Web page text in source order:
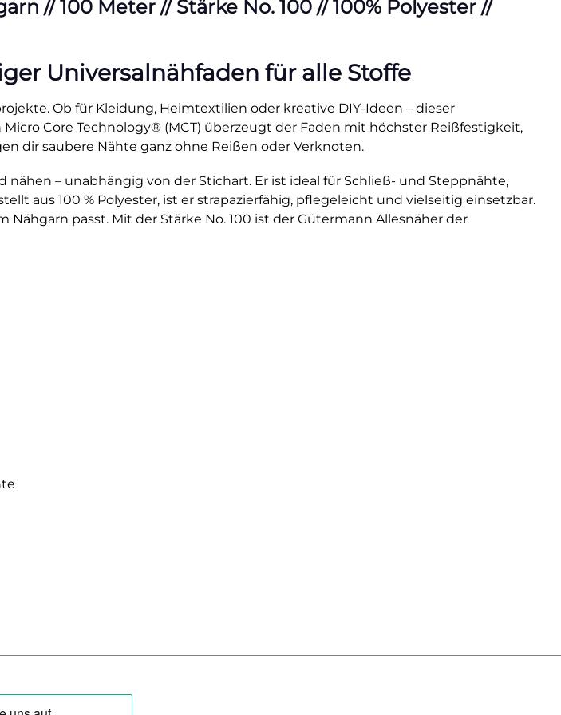
// 100 Meter // Stärke No. 100 // 100% Polyester //
Universalnähfaden für alle Stoffe
Ob für Kleidung, Heimtextilien oder kreative DIY-Ideen – dieser
Core Technology® (MCT) überzeugt der Faden mit höchster Reißfestigkeit,
dir saubere Nähte ganz ohne Reißen oder Verknoten.
– unabhängig von der Stichart. Er ist ideal für Schließ- und Steppnähte,
aus 100 % Polyester, ist er strapazierfähig, pflegeleicht und vielseitig einsetzbar.
passt. Mit der Stärke No. 100 ist der Gütermann Allesnäher der